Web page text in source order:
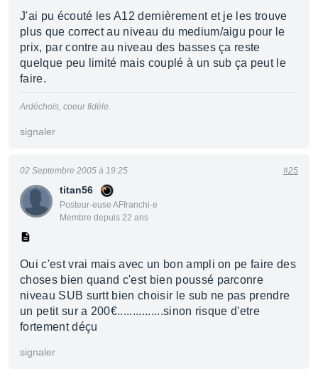
J'ai pu écouté les A12 dernièrement et je les trouve
plus que correct au niveau du medium/aigu pour le
prix, par contre au niveau des basses ça reste
quelque peu limité mais couplé à un sub ça peut le
faire.
Ardéchois, coeur fidèle.
signaler
titan56
Posteur·euse AFfranchi·e
Membre depuis 22 ans
02 Septembre 2005 à 19:25 #25
Oui c'est vrai mais avec un bon ampli on pe faire des
choses bien quand c'est bien poussé parconre
niveau SUB surtt bien choisir le sub ne pas prendre
un petit sur a 200€...............sinon risque d'etre
fortement déçu
signaler